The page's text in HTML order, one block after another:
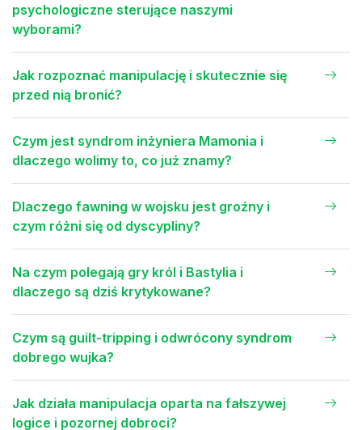
psychologiczne sterujące naszymi
wyborami?
Jak rozpoznać manipulację i skutecznie się
przed nią bronić?
Czym jest syndrom inżyniera Mamonia i
dlaczego wolimy to, co już znamy?
Dlaczego fawning w wojsku jest groźny i
czym różni się od dyscypliny?
Na czym polegają gry król i Bastylia i
dlaczego są dziś krytykowane?
Czym są guilt-tripping i odwrócony syndrom
dobrego wujka?
Jak działa manipulacja oparta na fałszywej
logice i pozornej dobroci?